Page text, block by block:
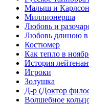
Малыш и Карлсон
Миллионерша
Любовь и
Любовь длиною в
Костюмер
Как тепло в
История
Игроки
Золушка
Д-р (Доктор
Волшебное